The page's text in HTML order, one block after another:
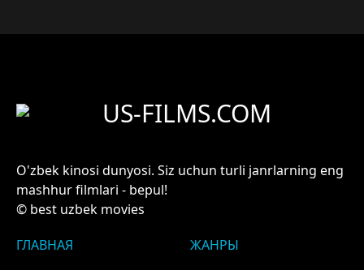
US-FILMS.COM
O'zbek kinosi dunyosi. Siz uchun turli janrlarning eng
mashhur filmlari - bepul!
© best uzbek movies
ГЛАВНАЯ
ЖАНРЫ